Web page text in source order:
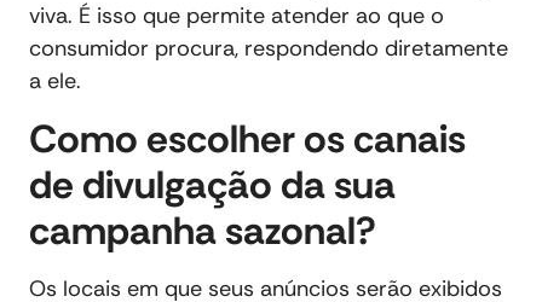
viva. É isso que permite atender ao que o
consumidor procura, respondendo diretamente
a ele.
Como escolher os canais
de divulgação da sua
campanha sazonal?
Os locais em que seus anúncios serão exibidos